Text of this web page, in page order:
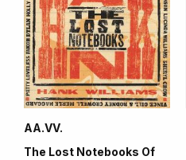
AA.VV.
The Lost Notebooks Of